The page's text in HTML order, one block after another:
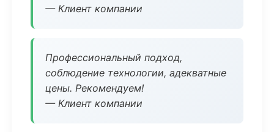
— Клиент компании
Профессиональный подход,
соблюдение технологии, адекватные
цены. Рекомендуем!
— Клиент компании